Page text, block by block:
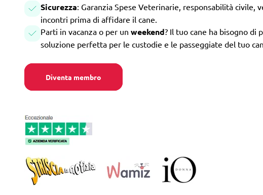
Sicurezza: Garanzia Spese Veterinarie, responsabilità
incontri prima di affidare il cane.
Parti in vacanza o per un weekend? Il tuo cane ha bisogno di
soluzione perfetta per le custodie e le passeggiate del tuo
Diventa membro